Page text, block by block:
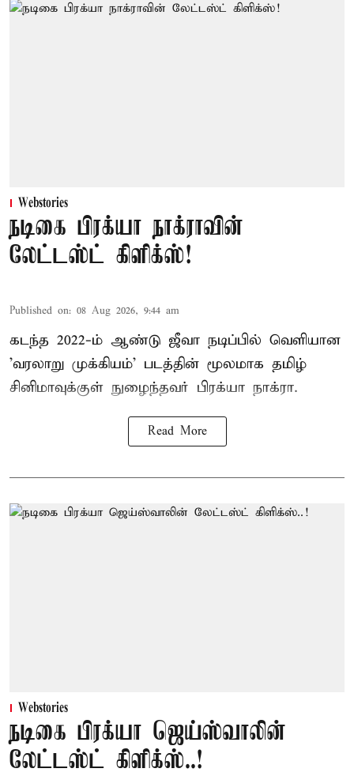
Webstories
நடிகை பிரக்யா நாக்ராவின்
லேட்டஸ்ட் கிளிக்ஸ்!
Published on: 08 Aug 2026, 9:44 am
கடந்த 2022-ம் ஆண்டு ஜீவா நடிப்பில் வெளியான
'வரலாறு முக்கியம்' படத்தின் மூலமாக தமிழ்
சினிமாவுக்குள் நுழைந்தவர் பிரக்யா நாக்ரா.
Read More
Webstories
நடிகை பிரக்யா ஜெய்ஸ்வாலின்
லேட்டஸ்ட் கிளிக்ஸ்..!